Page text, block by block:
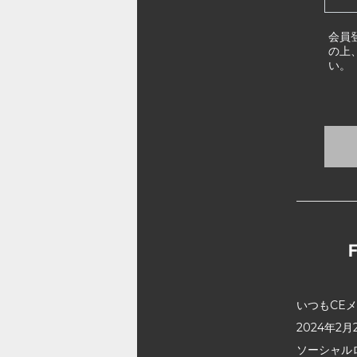
会員
の上
い。
いつもCE
2024年2月
ソーシャ